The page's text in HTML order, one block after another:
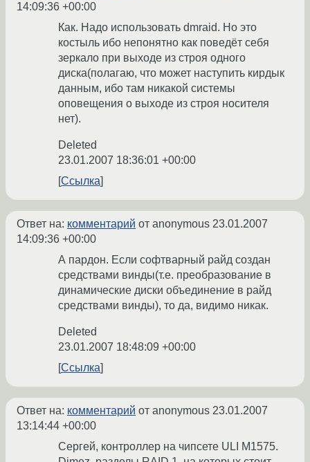
14:09:36 +00:00
Как. Надо использовать dmraid. Но это
костыль ибо непонятно как поведёт себя
зеркало при выходе из строя одного
диска(полагаю, что может наступить кирдык
данным, ибо там никакой системы
оповещения о выходе из строя носителя
нет).
Deleted
23.01.2007 18:36:01 +00:00
Ссылка
Ответ на: комментарий от anonymous 23.01.2007
14:09:36 +00:00
А пардон. Если софтварный райд создан
средствами винды(т.е. преобразование в
динамические диски объединение в райд
средствами винды), то да, видимо никак.
Deleted
23.01.2007 18:48:09 +00:00
Ссылка
Ответ на: комментарий от anonymous 23.01.2007
13:14:44 +00:00
Сергей, контроллер на чипсете ULI M1575.